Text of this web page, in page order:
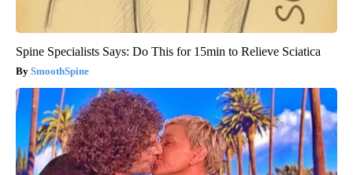
Spine Specialists Says: Do This for 15min to Relieve Sciatica
SmoothSpine